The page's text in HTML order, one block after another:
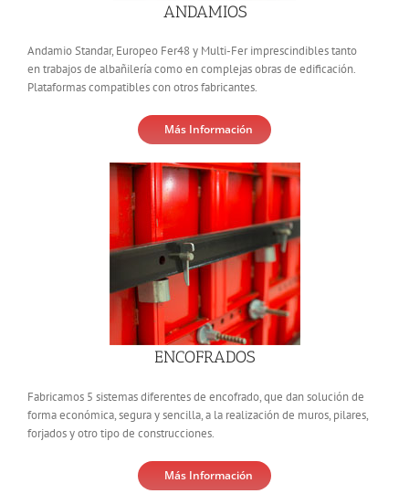
ANDAMIOS
Andamio Standar, Europeo Fer48 y Multi-Fer imprescindibles tanto
en trabajos de albañilería como en complejas obras de edificación.
Plataformas compatibles con otros fabricantes.
Más Información
ENCOFRADOS
Fabricamos 5 sistemas diferentes de encofrado, que dan solución de
forma económica, segura y sencilla, a la realización de muros, pilares,
forjados y otro tipo de construcciones.
Más Información